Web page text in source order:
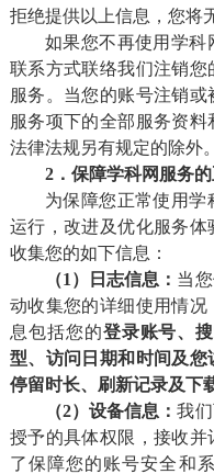
拒绝提供以上信息，您将
如果您不再使用学科
联系方式联络我们注销
服务。当您的账号注销
服务项下的全部服务资
法律法规另有规定的除外。
2．保障学科网服务
为保障您正常使用学
运行，改进及优化服务
收集您的如下信息：
（1）日志信息： 当
动收集您的详细使用情
息包括您的登录账号、
型、访问日期和时间及您
停留时长、刷新记录及下
（2）设备信息：我
授予的具体权限，接收
了保障您的账号安全和